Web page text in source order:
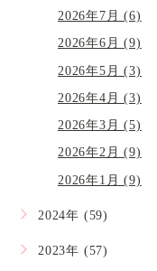
2026年7月 (6)
2026年6月 (9)
2026年5月 (3)
2026年4月 (3)
2026年3月 (5)
2026年2月 (9)
2026年1月 (9)
2024年 (59)
2023年 (57)